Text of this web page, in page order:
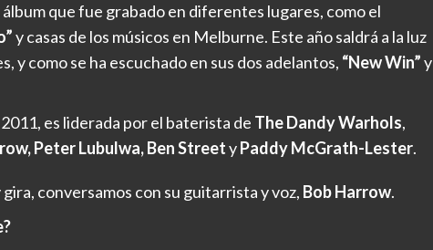
que fue grabado en diferentes lugares, como el
y casas de los músicos en Melburne. Este año saldrá a la luz
y como se ha escuchado en sus dos adelantos, “New Win”y
es liderada por el baterista de The Dandy Warhols,
Peter Lubulwa, Ben StreetyPaddy McGrath-Lester.
conversamos con su guitarrista y voz, Bob Harrow.